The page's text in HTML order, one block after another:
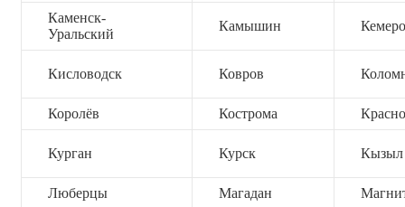
Каменск-
Уральский
Камышин
Кисловодск Ковров
Королёв Кострома
Курган Курск Кызыл
Люберцы Магадан